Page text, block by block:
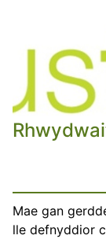
Mae gan
lle defnyddior